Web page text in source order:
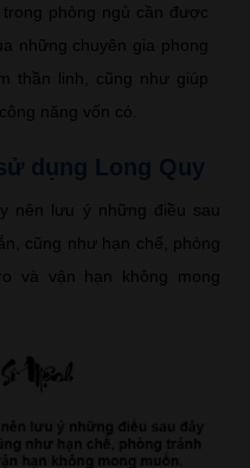
phòng ngủ cần được
những chuyên gia phong
thần linh, cũng như giúp
năng vốn có.
dụng Long Quy
nên lưu ý những điều sau
cũng như hạn chế, phòng
và vận hạn không mong